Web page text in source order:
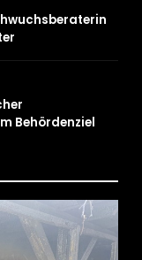
Behördenziel